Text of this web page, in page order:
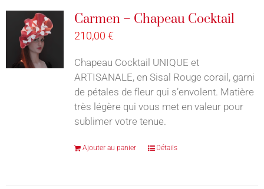
Carmen – Chapeau Cocktail
210,00 €
Chapeau Cocktail UNIQUE et
ARTISANALE, en Sisal Rouge corail, garni
de pétales de fleur qui s’envolent. Matière
très légère qui vous met en valeur pour
sublimer votre tenue.
Ajouter au panier Détails